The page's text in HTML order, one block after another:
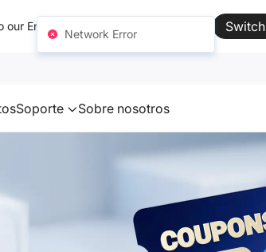
our English site for better experience → Switch
Soporte Sobre nosotros
Network Error